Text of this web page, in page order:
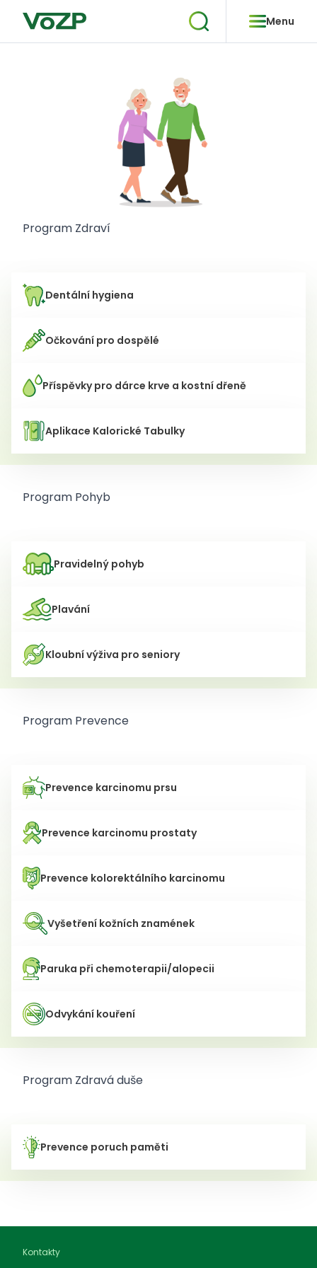
Menu
Program Zdraví
Dentální hygiena
Očkování pro dospělé
Příspěvky pro dárce krve a kostní dřeně
Aplikace Kalorické Tabulky
Program Pohyb
Pravidelný pohyb
Plavání
Kloubní výživa pro seniory
Program Prevence
Prevence karcinomu prsu
Prevence karcinomu prostaty
Prevence kolorektálního karcinomu
Vyšetření kožních znamének
Paruka při chemoterapii/alopecii
Odvykání kouření
Program Zdravá duše
Prevence poruch paměti
Kontakty